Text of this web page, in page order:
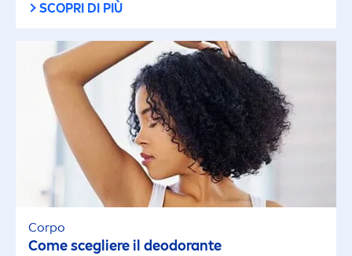
SCOPRI DI PIÙ
Corpo
Come scegliere il deodorante